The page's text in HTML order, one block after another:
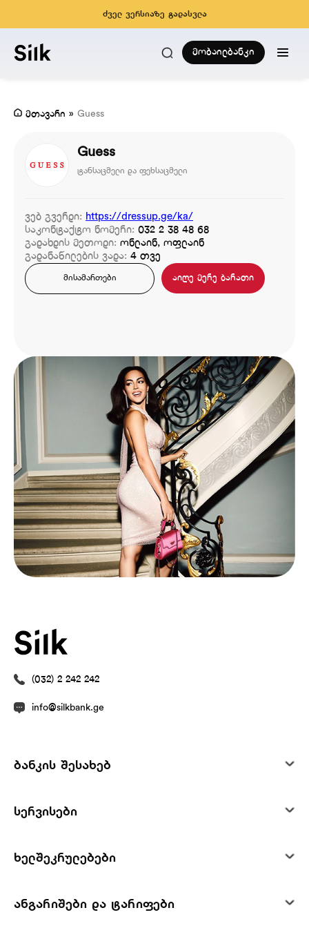
ძველ ვერსიაზე გადასვლა
მობაილბანკი
მთავარი » Guess
Guess
ტანსაცმელი და ფეხსაცმელი
ვებ გვერდი: https://dressup.ge/ka/
საკონტაქტო ნომერი: 032 2 38 48 68
გადახდის მეთოდი: ონლაინ, ოფლაინ
გადანაწილების ვადა: 4 თვე
მისამართები აიღე მერე ბარათი
(032) 2 242 242
info@silkbank.ge
ბანკის შესახებ
სერვისები
ხელშეკრულებები
ანგარიშები და ტარიფები